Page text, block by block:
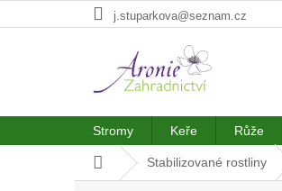
na
j.stuparkova@seznam.cz
Stromy Keře Růže
Domů Stabilizované rostliny